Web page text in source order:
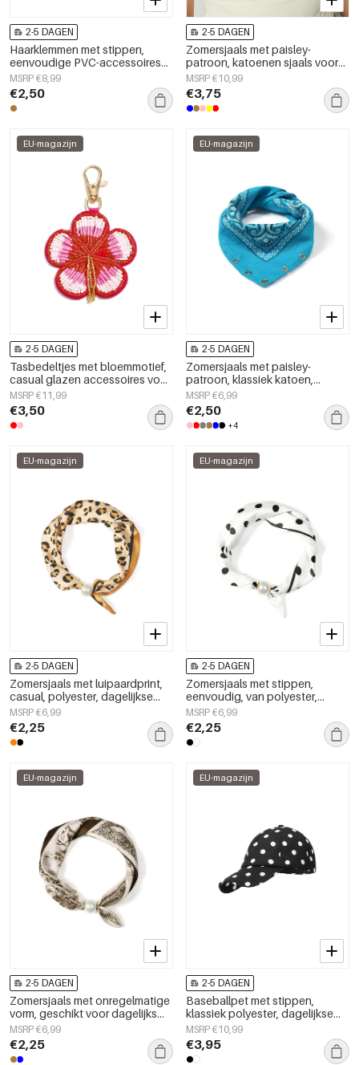
2-5 DAGEN
Haarklemmen met stippen,
eenvoudige PVC-accessoires
voor dagelijks gebruik
MSRP €8,99
€2,50
2-5 DAGEN
Zomersjaals met paisley-
patroon, katoenen sjaals voor
dagelijks gebruik.
MSRP €10,99
€3,75
EU-magazijn
2-5 DAGEN
Tasbedeltjes met bloemmotief,
casual glazen accessoires voor
dagelijks gebruik.
MSRP €11,99
€3,50
EU-magazijn
2-5 DAGEN
Zomersjaals met paisley-
patroon, klassiek katoen,
dagelijkse accessoires
MSRP €6,99
€2,50
+4
EU-magazijn
2-5 DAGEN
Zomersjaals met luipaardprint,
casual, polyester, dagelijkse
accessoires
MSRP €6,99
€2,25
EU-magazijn
2-5 DAGEN
Zomersjaals met stippen,
eenvoudig, van polyester,
geschikt voor dagelijks gebruik.
MSRP €6,99
€2,25
EU-magazijn
2-5 DAGEN
Zomersjaals met onregelmatige
vorm, geschikt voor dagelijks
gebruik, van polyester,
dagelijkse accessoires
MSRP €6,99
€2,25
EU-magazijn
2-5 DAGEN
Baseballpet met stippen,
klassiek polyester, dagelijkse
accessoires
MSRP €10,99
€3,95